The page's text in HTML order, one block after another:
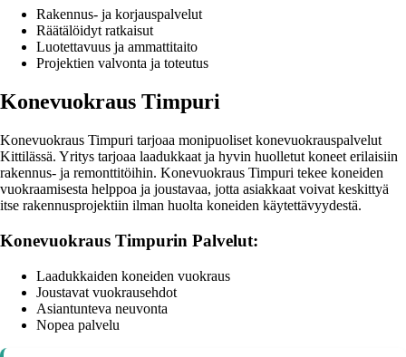
Rakennus- ja korjauspalvelut
Räätälöidyt ratkaisut
Luotettavuus ja ammattitaito
Projektien valvonta ja toteutus
Konevuokraus Timpuri
Konevuokraus Timpuri tarjoaa monipuoliset konevuokrauspalvelut
Kittilässä. Yritys tarjoaa laadukkaat ja hyvin huolletut koneet erilaisiin
rakennus- ja remonttitöihin. Konevuokraus Timpuri tekee koneiden
vuokraamisesta helppoa ja joustavaa, jotta asiakkaat voivat keskittyä
itse rakennusprojektiin ilman huolta koneiden käytettävyydestä.
Konevuokraus Timpurin Palvelut:
Laadukkaiden koneiden vuokraus
Joustavat vuokrausehdot
Asiantunteva neuvonta
Nopea palvelu